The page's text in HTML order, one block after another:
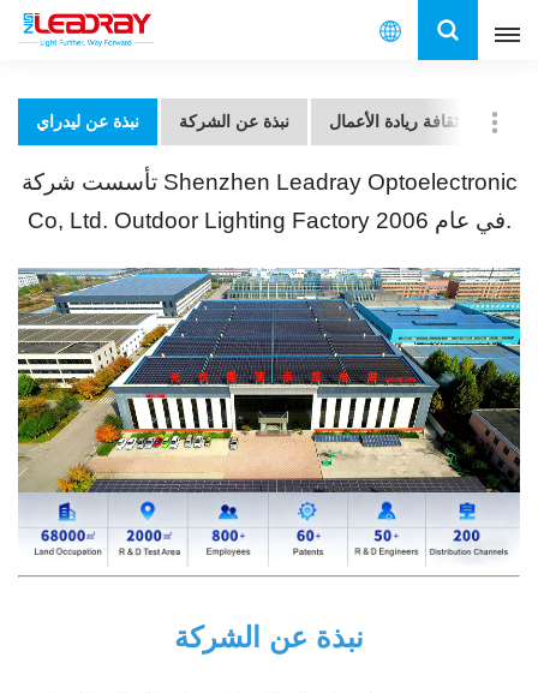
العربية
العربية
中文
نبذة عن ليدراي نبذة عن الشركة ثقافة ريادة الأعمال
تأسست شركة Shenzhen Leadray Optoelectronic
Co, Ltd. Outdoor Lighting Factory في عام 2006.
نبذة عن الشركة